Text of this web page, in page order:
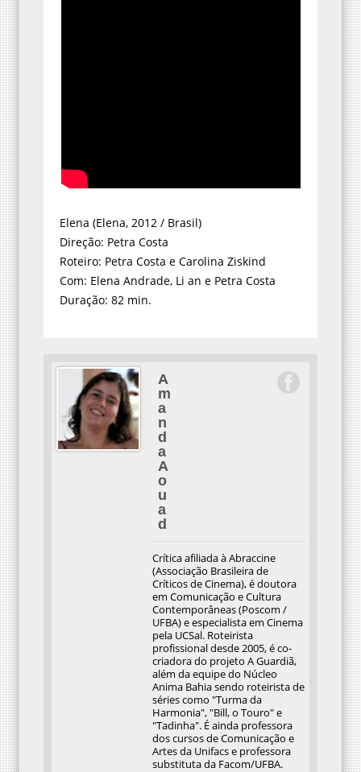
Elena (Elena, 2012 / Brasil)
Direção: Petra Costa
Roteiro: Petra Costa e Carolina Ziskind
Com: Elena Andrade, Li an e Petra Costa
Duração: 82 min.
A
m
a
n
d
a
A
o
u
a
d
Crítica afiliada à Abraccine
(Associação Brasileira de
Críticos de Cinema), é doutora
em Comunicação e Cultura
Contemporâneas (Poscom /
UFBA) e especialista em Cinema
pela UCSal. Roteirista
profissional desde 2005, é co-
criadora do projeto A Guardiã,
além da equipe do Núcleo
Anima Bahia sendo roteirista de
séries como "Turma da
Harmonia", "Bill, o Touro" e
"Tadinha". É ainda professora
dos cursos de Comunicação e
Artes da Unifacs e professora
substituta da Facom/UFBA.